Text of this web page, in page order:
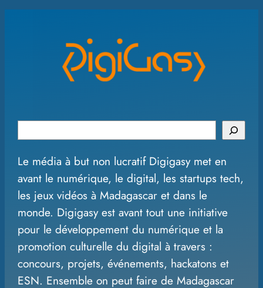
e
a
r
c
h
Le média à but non lucratif Digigasy met en
avant le numérique, le digital, les startups tech,
les jeux vidéos à Madagascar et dans le
monde. Digigasy est avant tout une initiative
pour le développement du numérique et la
promotion culturelle du digital à travers :
concours, projets, événements, hackatons et
ESN. Ensemble on peut faire de Madagascar